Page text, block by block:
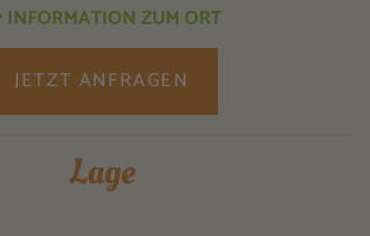
INFORMATION ZUM ORT
JETZT ANFRAGEN
Lage